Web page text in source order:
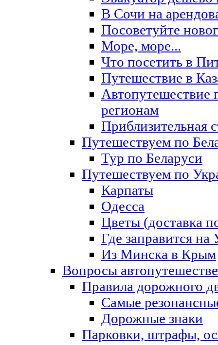
В Сочи на
Посоветуйте
Море, море...
Что посетить в
Путешествие в
Автопутешествие
регионам
Приблизительная
Путешествуем по
Тур по Беларуси
Путешествуем по
Карпаты
Одесса
Цветы (доставка
Где заправится на
Из Минска в Крым
Вопросы
Правила дорожного
Самые
Дорожные знаки
Парковки, штрафы,